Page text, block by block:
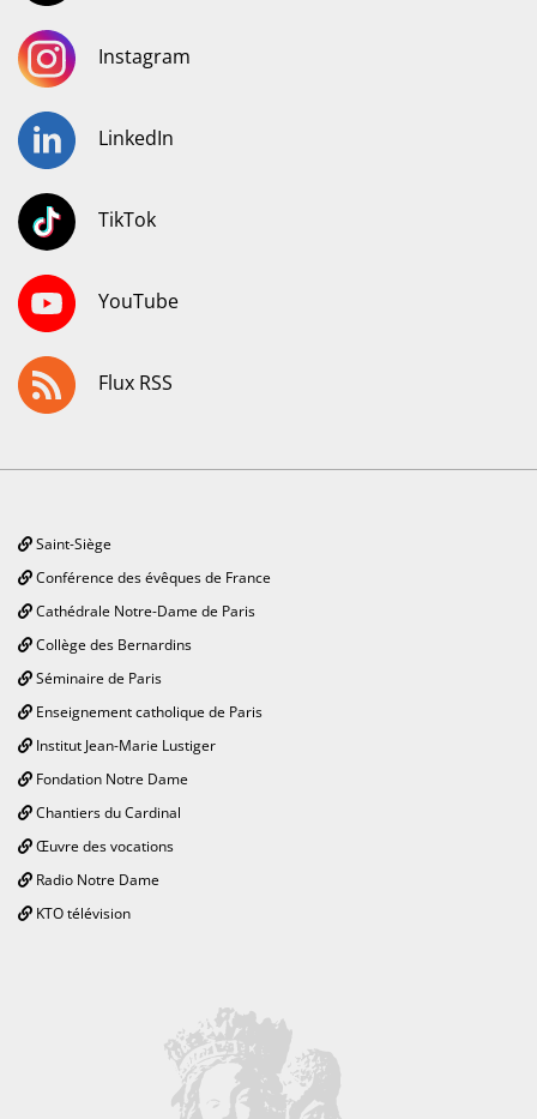
Instagram
LinkedIn
TikTok
YouTube
Flux RSS
Saint-Siège
Conférence des évêques de France
Cathédrale Notre-Dame de Paris
Collège des Bernardins
Séminaire de Paris
Enseignement catholique de Paris
Institut Jean-Marie Lustiger
Fondation Notre Dame
Chantiers du Cardinal
Œuvre des vocations
Radio Notre Dame
KTO télévision